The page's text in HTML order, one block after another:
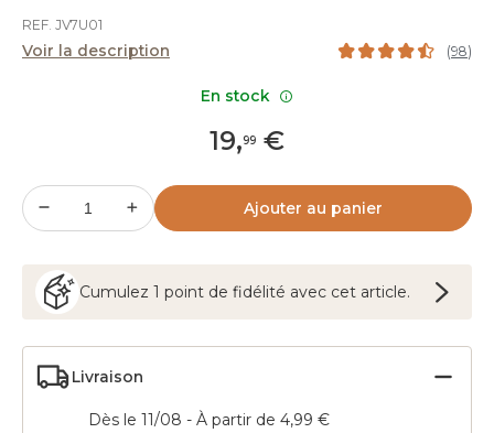
REF. JV7U01
Voir la description (98)
19,99 €
Ajouter au panier
Cumulez 1 point de fidélité avec cet article.
Livraison
Dès le 11/08 - À partir de 4,99 €